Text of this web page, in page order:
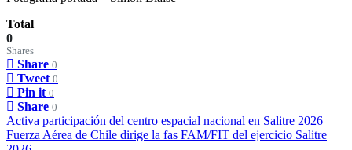
Total
0
Shares
Share 0
Tweet 0
Pin it 0
Share 0
Activa participación del centro espacial nacional en Salitre 2026
Fuerza Aérea de Chile dirige la fas FAM/FIT del ejercicio Salitre